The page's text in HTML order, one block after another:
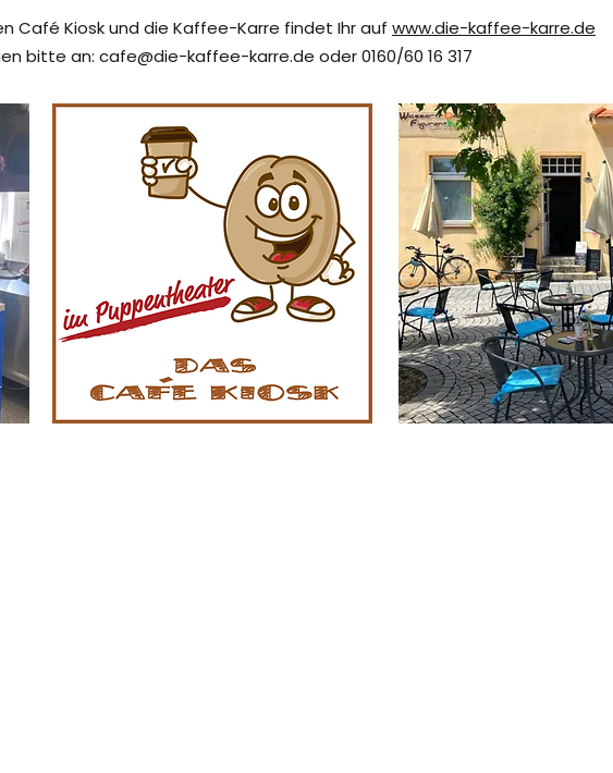
Café Kiosk und die Kaffee-Karre findet Ihr auf www.die-kaffee-karre.de
bitte an: cafe@die-kaffee-karre.de oder 0160/60 16 317